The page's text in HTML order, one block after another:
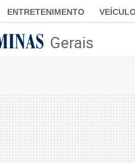
ENTRETENIMENTO
Gerais